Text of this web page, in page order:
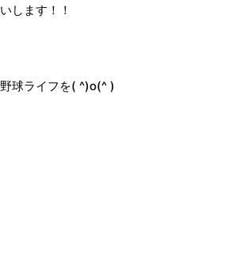
します！！
球ライフを( ^)o(^ )